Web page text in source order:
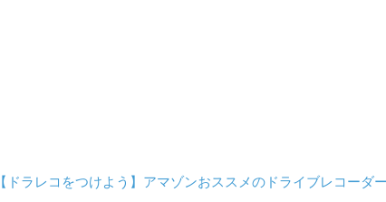
【ドラレコをつけよう】アマゾンおススメのドライブレコーダ